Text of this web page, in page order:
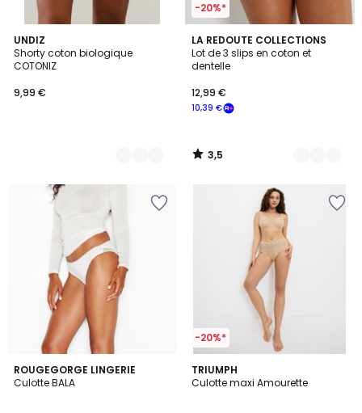
UNDIZ
Shorty coton biologique
COTONIZ
9,99 €
2
Couleurs
-20%*
LA REDOUTE COLLECTIONS
Lot de 3 slips en coton et
dentelle
10,39 €
12,99 €
3,5
/ 5
3
Couleurs
3,5
/
ROUGEGORGE LINGERIE
Culotte BALA
3
Couleurs
-20%*
TRIUMPH
Culotte maxi Amourette
5
/
4
Couleurs